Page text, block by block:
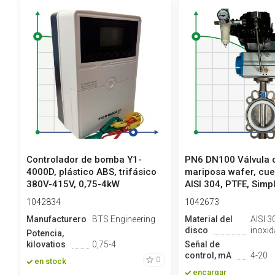
Controlador de bomba Y1-
4000D, plástico ABS, trifásico
380V-415V, 0,75-4kW
1042834
Manufacturero
BTS Engineering
Potencia,
kilovatios
0,75-4
en stock 0
PN6 DN100 Válvula
mariposa wafer,
AISI 304, PTFE,
1042673
Material del
disco
AISI
Señal de
control, mA
4-20
encargar